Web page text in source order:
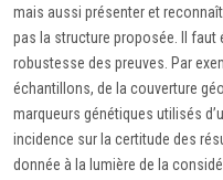
mais aussi présenter et
pas la structure proposée. Il faut
robustesse des preuves. Par
échantillons, de la couverture
marqueurs génétiques utilisés
incidence sur la certitude des
donnée à la lumière de la